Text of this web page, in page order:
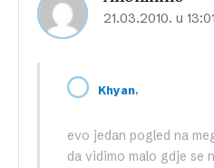
21.03.2010. u 13:01
Khyan,
evo jedan pogled na
da vidimo malo gdje se